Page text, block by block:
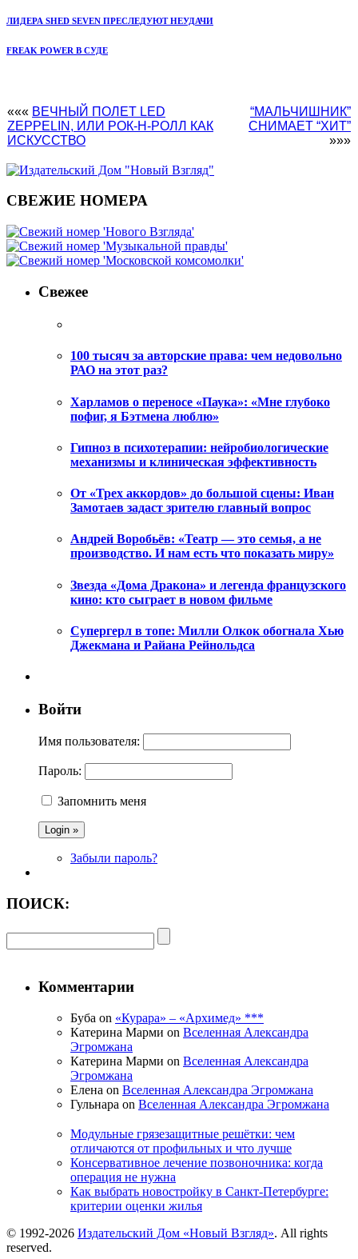
ЛИДЕРА SHED SEVEN ПРЕСЛЕДУЮТ НЕУДАЧИ
FREAK POWER В СУДЕ
««« ВЕЧНЫЙ ПОЛЕТ LED
ZEPPELIN, ИЛИ РОК-Н-РОЛЛ КАК
ИСКУССТВО
“МАЛЬЧИШНИК”
СНИМАЕТ “ХИТ”
»»»
СВЕЖИЕ НОМЕРА
Свежее
100 тысяч за авторские права: чем недовольно
РАО на этот раз?
Харламов о переносе «Паука»: «Мне глубоко
пофиг, я Бэтмена люблю»
Гипноз в психотерапии: нейробиологические
механизмы и клиническая эффективность
От «Трех аккордов» до большой сцены: Иван
Замотаев задаст зрителю главный вопрос
Андрей Воробьёв: «Театр — это семья, а не
производство. И нам есть что показать миру»
Звезда «Дома Дракона» и легенда французского
кино: кто сыграет в новом фильме
Супергерл в топе: Милли Олкок обогнала Хью
Джекмана и Райана Рейнольдса
Войти
Имя пользователя:
Пароль:
Запомнить меня
Забыли пароль?
ПОИСК:
Комментарии
Буба on «Курара» – «Архимед» ***
Катерина Марми on Вселенная Александра
Эгромжана
Катерина Марми on Вселенная Александра
Эгромжана
Елена on Вселенная Александра Эгромжана
Гульнара on Вселенная Александра Эгромжана
Модульные грязезащитные решётки: чем
отличаются от профильных и что лучше
Консервативное лечение позвоночника: когда
операция не нужна
Как выбрать новостройку в Санкт-Петербурге:
критерии оценки жилья
© 1992-2026 Издательский Дом «Новый Взгляд». All rights
reserved.